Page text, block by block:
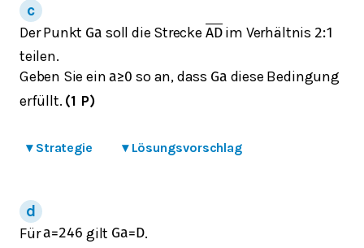
Der Punkt Ga soll die Strecke ADim Verhältnis 2:1
teilen.
Geben Sie eina≥0 so an, dass Ga diese Bedingung
erfüllt. (1 P)
▾ Strategie ▾ Lösungsvorschlag
Füra=246 gilt Ga= D.